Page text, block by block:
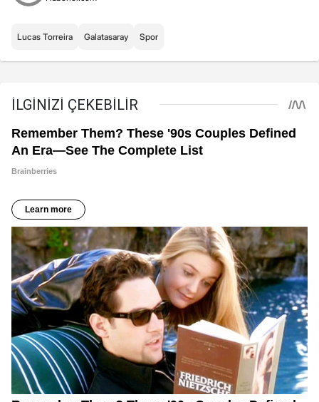
Lucas Torreira Galatasaray Spor